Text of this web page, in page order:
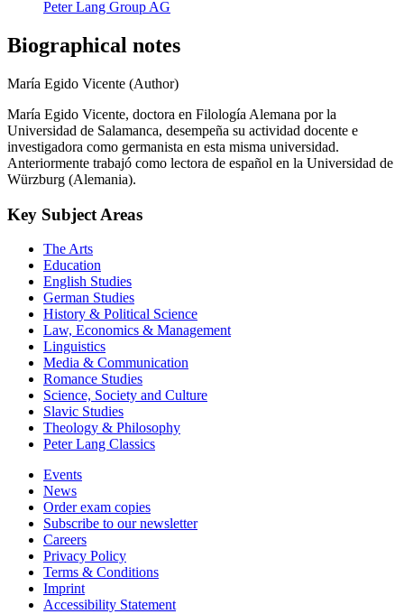
Universidad de Salamanca, desempeña su actividad docente e
investigadora como germanista en esta misma universidad.
Anteriormente trabajó como lectora de español en la Universidad de
Würzburg (Alemania).
Education
English Studies
German Studies
History & Political Science
Law, Economics & Management
Linguistics
Media & Communication
Romance Studies
Science, Society and Culture
Slavic Studies
Theology & Philosophy
Peter Lang Classics
News
Order exam copies
Subscribe to our newsletter
Careers
Privacy Policy
Terms & Conditions
Imprint
Accessibility Statement
AI Statement